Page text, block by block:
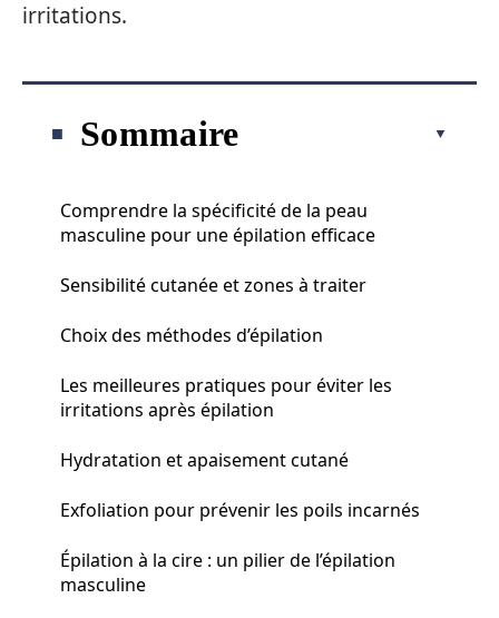
irritations.
Sommaire
Comprendre la spécificité de la peau
masculine pour une épilation efficace
Sensibilité cutanée et zones à traiter
Choix des méthodes d’épilation
Les meilleures pratiques pour éviter les
irritations après épilation
Hydratation et apaisement cutané
Exfoliation pour prévenir les poils incarnés
Épilation à la cire : un pilier de l’épilation
masculine